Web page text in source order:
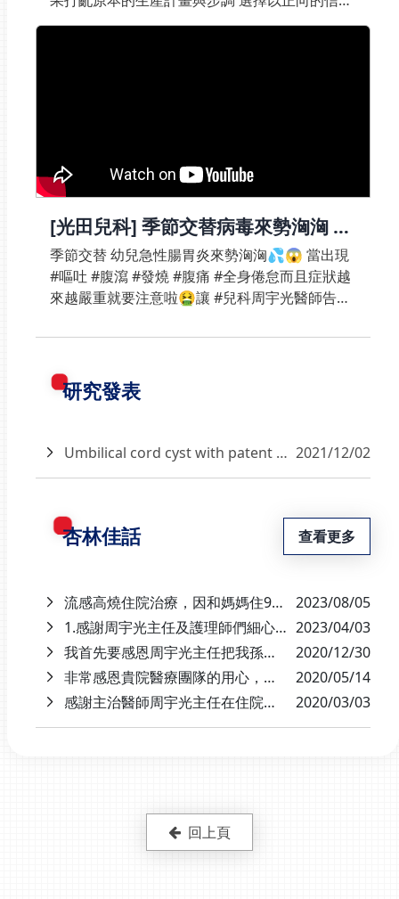
念、堅強無懼勇敢面對 歷經戰戰兢兢的待產、催
確診 #產婦 #生產 #疫情#光田 #高危險妊娠 #剖
腹產 #COVID19
[光田兒科] 季節交替病毒來勢洶洶 小
兒急性腸胃炎照護 兒科周宇光醫師
季節交替 幼兒急性腸胃炎來勢洶洶💦😱 當出現
#嘔吐 #腹瀉 #發燒 #腹痛 #全身倦怠而且症狀越
來越嚴重就要注意啦🤮讓 #兒科周宇光醫師告訴
佳預防方式 提供戰勝腸胃炎攻略給家長們💕📍
專科醫師陣容#光田兒科全方位守護孩童健康 #幼
兒急性腸胃影片分段00:00 季節交替病毒來勢洶
兒急性腸胃炎發生原因001:18 幼兒急性腸胃炎有
04:07 光田綜合醫院兒科團隊
研究發表
Umbilical cord cyst with patent urachus presenting as a urine jet from the umbilicus: A case report 2021/12/02
杏林佳話 查看更多
流感高燒住院治療，因和媽媽住9樓同一間病房，原本擔心不是兒科樓層，孩子會不會比較無法有良好照顧，但是媽媽想錯了，雖然不是兒科樓層，但是9樓護士也是非常細心，時常巡房替兒子查看身體狀況，若有小問題都馬上和醫師和護理師討論是否要用藥或如何降溫，周醫師每天帶許護士來查看孩子的身體狀況，後期還發現腸病毒出現，也立刻給予用藥，讓孩子得到最佳治療而康復。孩子自己也說，最喜歡護士姐姐進病房，因為就算不是進來看他，是處理媽媽的用藥，護士也都在第一時間給予協助，這次住院真是真心感謝周醫師、許護理師及9樓照顧我們的護士，非常貼心、用心，謝謝!辛苦了!
2023/08/05
1.感謝周宇光主任及護理師們細心照顧下，小孩病情快速好轉。2.鄭書記、及王護理師，親切與熱心協助。 2023/04/03
我首先要感恩周宇光主任把我孫子所有的病況抓出來醫治，也很有耐心的一天兩次查房解說疾病狀況，是一個很好的醫師，再來要感恩2位專科護理師的專業指導加上耐心的護理，再來要感謝廖副護理長的幫助下幫我解決了一件事情，謝謝副護理長，您們七樓的團隊都是很好的護理人員，您們都是菁英，再一次的感謝您們，也感謝您們這13天來的耐心照顧。
2020/12/30
非常感恩貴院醫療團隊的用心，感恩周宇光主任每日細心的用藥指導與治療，很有耐心且輕聲細語。感謝許專科護理師的細心衛教沙門氏菌的感染源並教導生熟食菜刀顏色分類。感恩實習護理老師及兩位實習護理師在兒子生病住院的前三天高燒照護，其中一位年紀較長的實習護理師還拿冰水乳膠手套裝的冰枕指導放在腋下，相當貼心。另外，住院8-9天的過程也非常感恩白班、中班、夜班的護理師，您們也相當的辛苦辛勞，再三的感恩醫師與護理師，辛苦大家了！有您們的協助真好！
2020/05/14
感謝主治醫師周宇光主任在住院期間專業的照顧。感謝門診醫師鄔翔帆醫師耐心解說病情及診斷。感謝小兒加護病房及七樓病房護理師細心的照護，不定時關心小孩體溫的變化。謝謝蔡專師對於檢查過程詳細的解說。謝謝董專師高超的打針技術，讓女兒不過於害怕。謝謝各位於住院期間的照顧及協助！
2020/03/03
回上頁